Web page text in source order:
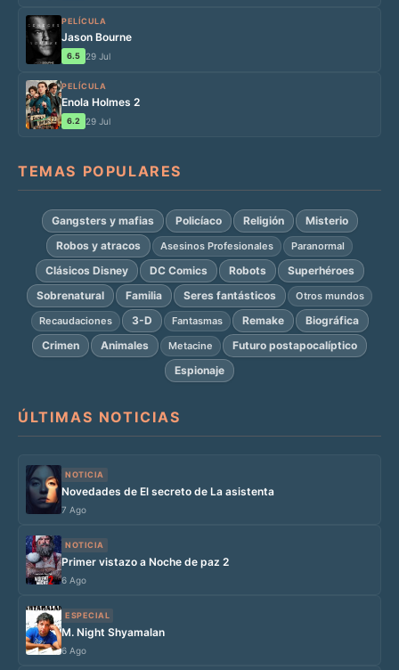
PELÍCULA
Jason Bourne
6.5 29 Jul
PELÍCULA
Enola Holmes 2
6.2 29 Jul
TEMAS POPULARES
Gangsters y mafias Policíaco Religión
Misterio
Robos y atracos
Asesinos Profesionales Paranormal
Clásicos Disney DC Comics Robots
Superhéroes
Sobrenatural
Familia Seres fantásticos
Otros mundos
Recaudaciones
3-D Fantasmas Remake
Biográfica
Crimen
Animales Metacine
Futuro postapocalíptico
Espionaje
ÚLTIMAS NOTICIAS
NOTICIA
Novedades de El secreto de La asistenta
7 Ago
NOTICIA
Primer vistazo a Noche de paz 2
6 Ago
ESPECIAL
M. Night Shyamalan
6 Ago